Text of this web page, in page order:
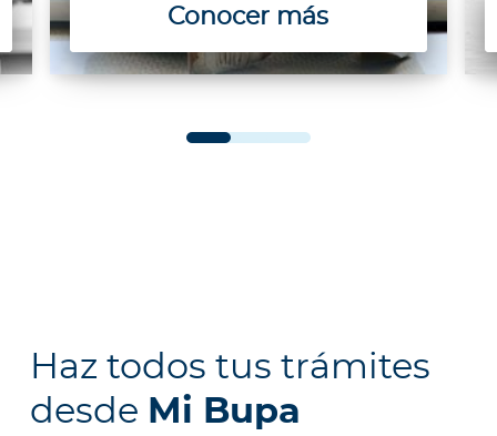
Conocer más
Haz todos tus trámites
desde Mi Bupa